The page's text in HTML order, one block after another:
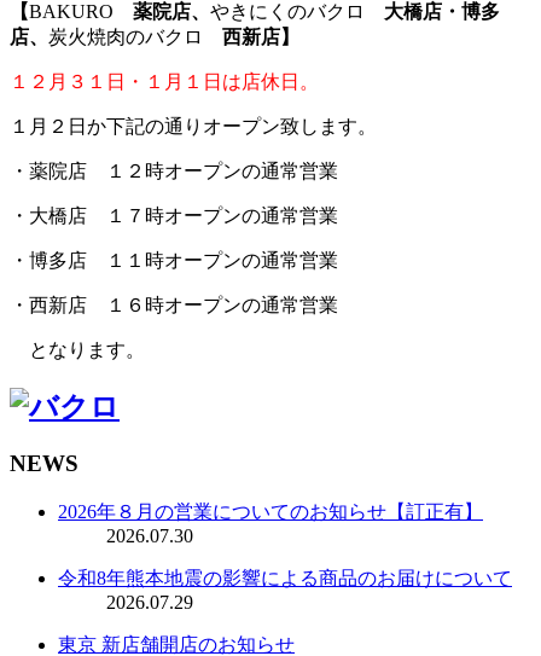
【BAKURO 薬院店、 やきにくのバクロ
大橋店・博多
店、 炭火焼肉のバクロ 西新店】
１２月３１日・１月１日は店休日。
１月２日か下記の通りオープン致します。
・薬院店 １２時オープンの通常営業
・大橋店 １７時オープンの通常営業
・博多店 １１時オープンの通常営業
・西新店 １６時オープンの通常営業
となります。
NEWS
2026年８月の営業についてのお知らせ【訂正有】
2026.07.30
令和8年熊本地震の影響による商品のお届けについて
2026.07.29
東京 新店舗開店のお知らせ